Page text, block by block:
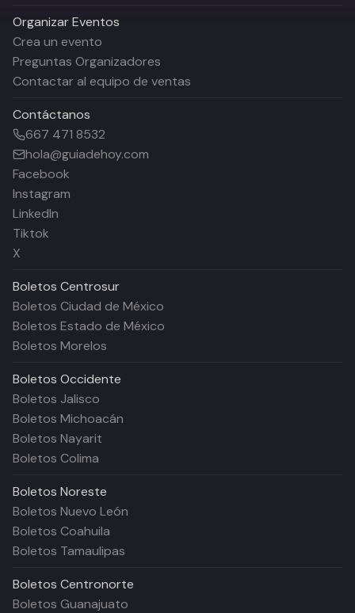
Organizar Eventos
Crea un evento
Preguntas Organizadores
Contactar al equipo de ventas
Contáctanos
667 471 8532
hola@guiadehoy.com
Facebook
Instagram
LinkedIn
Tiktok
X
Boletos Centrosur
Boletos Ciudad de México
Boletos Estado de México
Boletos Morelos
Boletos Occidente
Boletos Jalisco
Boletos Michoacán
Boletos Nayarit
Boletos Colima
Boletos Noreste
Boletos Nuevo León
Boletos Coahuila
Boletos Tamaulipas
Boletos Centronorte
Boletos Guanajuato